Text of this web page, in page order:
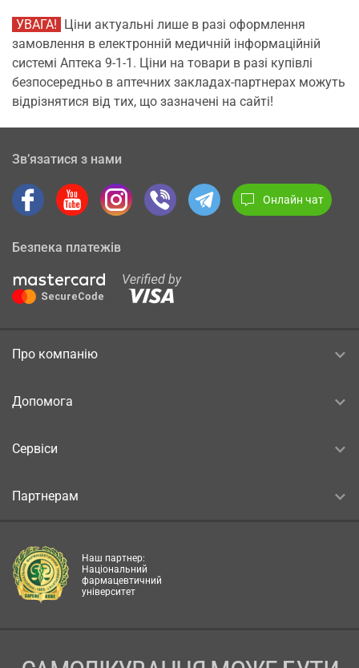
УВАГА! Ціни актуальні лише в разі оформлення
замовлення в електронній медичній інформаційній
системі Аптека 9-1-1. Ціни на товари в разі купівлі
безпосередньо в аптечних закладах-партнерах можуть
відрізнятися від тих, що зазначені на сайті!
Зв’язатися з нами
Онлайн чат
Безпека платежів
Про компанію
Допомога
Сервіси
Партнерам
Наш партнер:
Національний
фармацевтичний
університет